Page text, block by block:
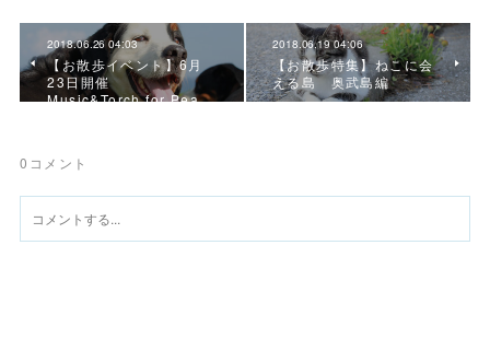
2018.06.26 04:03
【お散歩イベント】6月
23日開催
Music&Torch for Pea…
2018.06.19 04:06
【お散歩特集】ねこに会
える島 奥武島編
0 コメント